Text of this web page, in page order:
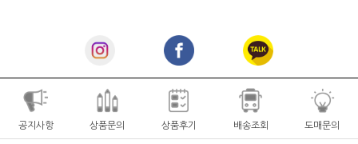
공지사항 상품문의 상품후기 배송조회 도매문의